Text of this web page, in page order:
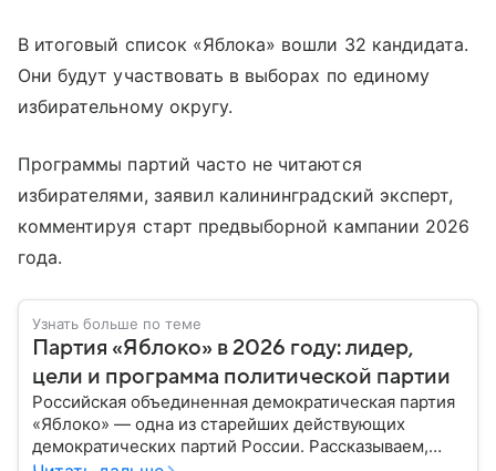
В итоговый список «Яблока» вошли 32 кандидата.
Они будут участвовать в выборах по единому
избирательному округу.
Программы партий часто не читаются
избирателями, заявил калининградский эксперт,
комментируя старт предвыборной кампании 2026
года.
Узнать больше по теме
Партия «Яблоко» в 2026 году: лидер,
цели и программа политической партии
Российская объединенная демократическая партия
«Яблоко» — одна из старейших действующих
демократических партий России. Рассказываем,